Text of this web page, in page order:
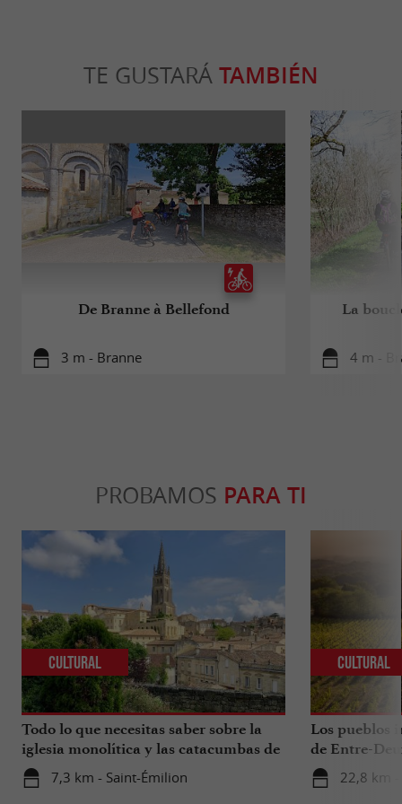
TE GUSTARÁ TAMBIÉN
De Branne à Bellefond
3 m - Branne
La
4 m -
PROBAMOS PARA TI
Todo lo que necesitas saber sobre la
iglesia monolítica y las catacumbas de
Saint-Émilion.
7,3 km - Saint-Émilion
Cultural
Los pueblos
de Entre-
22,8 km -
Cultural